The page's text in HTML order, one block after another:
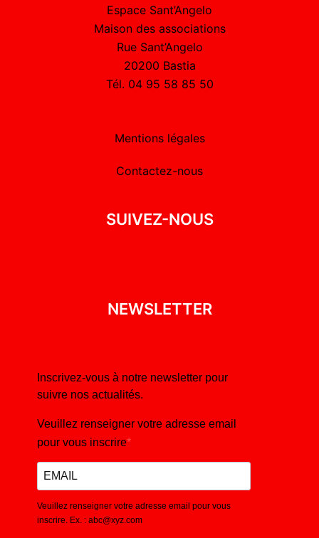
Espace Sant’Angelo
Maison des associations
Rue Sant’Angelo
20200 Bastia
Tél. 04 95 58 85 50
Mentions légales
Contactez-nous
SUIVEZ-NOUS
NEWSLETTER
Inscrivez-vous à notre newsletter pour
suivre nos actualités.
Veuillez renseigner votre adresse email
pour vous inscrire
Veuillez renseigner votre adresse email pour vous
inscrire. Ex. : abc@xyz.com